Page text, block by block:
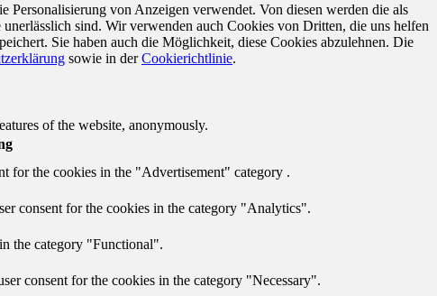
von Anzeigen verwendet. Von diesen werden die als
sind. Wir verwenden auch Cookies von Dritten, die uns helfen
Sie haben auch die Möglichkeit, diese Cookies abzulehnen. Die
sowie in derCookierichtlinie.
of the website, anonymously.
for the cookies in the "Advertisement" category .
consent for the cookies in the category "Analytics".
the category "Functional".
consent for the cookies in the category "Necessary".